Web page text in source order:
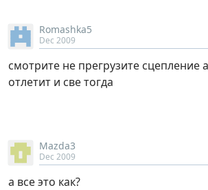
Romashka5
Dec 2009
смотрите не прегрузите сцепление
отлетит и све тогда
Mazda3
Dec 2009
а все это как?